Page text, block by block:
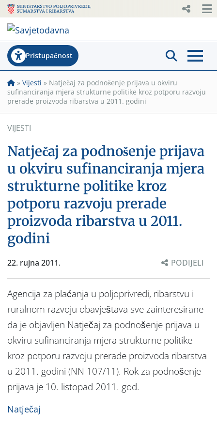
Pristupačnost
» Vijesti » Natječaj za podnošenje prijava u okviru
sufinanciranja mjera strukturne politike kroz potporu razvoju
prerade proizvoda ribarstva u 2011. godini
VIJESTI
Natječaj za podnošenje prijava
u okviru sufinanciranja mjera
strukturne politike kroz
potporu razvoju prerade
proizvoda ribarstva u 2011.
godini
22. rujna 2011. PODIJELI
Agencija za plaćanja u poljoprivredi, ribarstvu i
ruralnom razvoju obavještava sve zainteresirane
da je objavljen Natječaj za podnošenje prijava u
okviru sufinanciranja mjera strukturne politike
kroz potporu razvoju prerade proizvoda ribarstva
u 2011. godini (NN 107/11). Rok za podnošenje
prijava je 10. listopad 2011. god.
Natječaj